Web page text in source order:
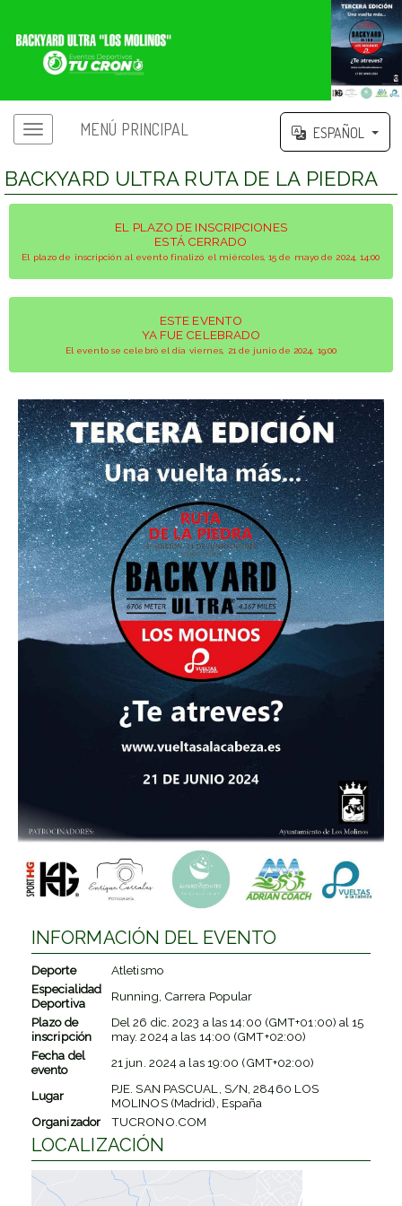
MENÚ PRINCIPAL ESPAÑOL
BACKYARD ULTRA RUTA DE LA PIEDRA
EL PLAZO DE INSCRIPCIONES
ESTÁ CERRADO
El plazo de inscripción al evento finalizó el miércoles, 15 de mayo de 2024, 14:00
ESTE EVENTO
YA FUE CELEBRADO
El evento se celebró el día viernes, 21 de junio de 2024, 19:00
INFORMACIÓN DEL EVENTO
Deporte
Atletismo
Especialidad
Deportiva
Running, Carrera Popular
Plazo de
inscripción
Del26 dic. 2023 a las14:00 (GMT+01:00) al15
may. 2024a las 14:00 (GMT+02:00)
Fecha del
evento
21 jun. 2024a las19:00 (GMT+02:00)
Lugar
PJE. SAN PASCUAL, S/N, 28460 LOS
MOLINOS (Madrid), España
Organizador
TUCRONO.COM
LOCALIZACIÓN